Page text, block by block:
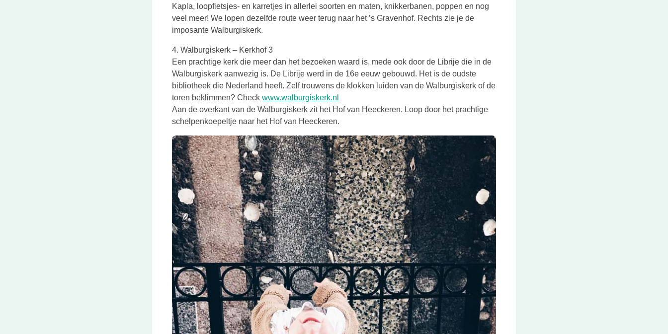
Kapla, loopfietsjes- en karretjes in allerlei soorten en maten, knikkerbanen, poppen en nog
veel meer! We lopen dezelfde route weer terug naar het ’s Gravenhof. Rechts zie je de
imposante Walburgiskerk.
4. Walburgiskerk – Kerkhof 3
Een prachtige kerk die meer dan het bezoeken waard is, mede ook door de Librije die in de
Walburgiskerk aanwezig is. De Librije werd in de 16e eeuw gebouwd. Het is de oudste
bibliotheek die Nederland heeft. Zelf trouwens de klokken luiden van de Walburgiskerk of de
toren beklimmen? Check www.walburgiskerk.nl
Aan de overkant van de Walburgiskerk zit het Hof van Heeckeren. Loop door het prachtige
schelpenkoepeltje naar het Hof van Heeckeren.